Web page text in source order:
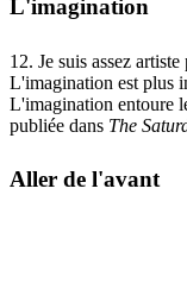
L'imagination
12. Je suis assez
L'imagination est plus
L'imagination entoure
publiée dans The
Aller de l'avant